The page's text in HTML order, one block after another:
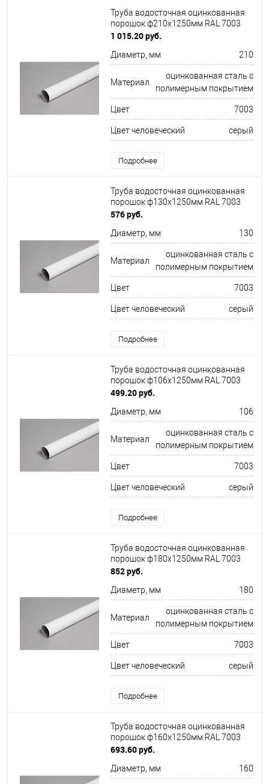
Труба водосточная оцинкованная
порошок ф210х1250мм RAL 7003
1 015.20 руб.
Диаметр, мм 210
Материал
оцинкованная сталь с
полимерным покрытием
Цвет 7003
Цвет человеческий серый
Подробнее
Труба водосточная оцинкованная
порошок ф130х1250мм RAL 7003
576 руб.
Диаметр, мм 130
Материал
оцинкованная сталь с
полимерным покрытием
Цвет 7003
Цвет человеческий серый
Подробнее
Труба водосточная оцинкованная
порошок ф106х1250мм RAL 7003
499.20 руб.
Диаметр, мм 106
Материал
оцинкованная сталь с
полимерным покрытием
Цвет 7003
Цвет человеческий серый
Подробнее
Труба водосточная оцинкованная
порошок ф180х1250мм RAL 7003
852 руб.
Диаметр, мм 180
Материал
оцинкованная сталь с
полимерным покрытием
Цвет 7003
Цвет человеческий серый
Подробнее
Труба водосточная оцинкованная
порошок ф160х1250мм RAL 7003
693.60 руб.
Диаметр, мм 160